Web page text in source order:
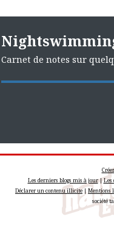
Carnet de notes sur
Les derniers blogs mis à jour|Les
Déclarer un contenu illicite| Mentions
société